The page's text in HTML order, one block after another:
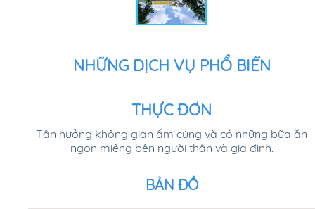
NHỮNG DỊCH VỤ PHỔ BIẾN
THỰC ĐƠN
Tận hưởng không gian ấm cúng và có những bữa ăn
ngon miệng bên người thân và gia đình.
BẢN ĐỒ